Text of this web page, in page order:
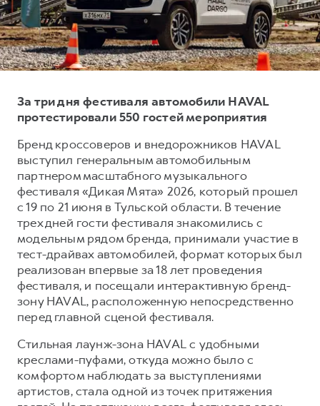
DARGO
от 3 199 000 ₽
DARGO X
от 3 499 000 ₽
от 2 899 000 ₽ от 3 599 000 ₽
POER
от 3 449 000 ₽
Тест-драйв
Трейд-ин
Кредитный калькулятор
Страхование
Кредит
КОРПОРАТИВНЫМ КЛИЕНТАМ
Для малого бизнеса
Корпоративным клиентам
Крупным корпоративным клиентам
Система управления автопарком
Сервис для корпоративных клиентов
HAVAL Лизинг
АКСЕССУАРЫ HAVAL
СЕРВИСНОЕ ОБСЛУЖИВАНИЕ
Нулевое ТО
Программа «Помощь на дороге»
Электронный ПТС
ПОДДЕРЖКА
GWM Безопасность
Гарантия HAVAL
Мобильное приложение GWM
Программа «HAVAL Защита+»
Руководства по эксплуатации
Подписки
АКСЕССУАРЫ HAVAL
Автомобильные аксессуары
Коллекция CITY
О дилере
Наша команда
Контакты
За три дня фестиваля автомобили HAVAL
протестировали 550 гостей мероприятия
Бренд кроссоверов и внедорожников HAVAL
выступил генеральным автомобильным
партнером масштабного музыкального
фестиваля «Дикая Мята» 2026, который прошел
с 19 по 21 июня в Тульской области. В течение
трех дней гости фестиваля знакомились с
модельным рядом бренда, принимали участие в
тест-драйвах автомобилей, формат которых был
реализован впервые за 18 лет проведения
фестиваля, и посещали интерактивную бренд-
зону HAVAL, расположенную непосредственно
перед главной сценой фестиваля.
Cтильная лаунж-зона HAVAL с удобными
креслами-пуфами, откуда можно было с
комфортом наблюдать за выступлениями
артистов, стала одной из точек притяжения